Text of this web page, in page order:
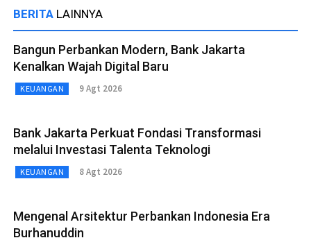
BERITA LAINNYA
Bangun Perbankan Modern, Bank Jakarta
Kenalkan Wajah Digital Baru
KEUANGAN 9 Agt 2026
Bank Jakarta Perkuat Fondasi Transformasi
melalui Investasi Talenta Teknologi
KEUANGAN 8 Agt 2026
Mengenal Arsitektur Perbankan Indonesia Era
Burhanuddin